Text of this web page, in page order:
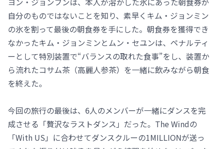
自分のものではないことを知り、素早くキム・ジョンミン
の氷を割って最後の朝食券を手にした。朝食券を獲得でき
なかったキム・ジョンミンとムン・セユンは、ペナルティ
ーとして特別装置で“バランスの取れた食事”をし、装置か
ら流れたコサム茶（高麗人参茶）を一緒に飲みながら朝食
を終えた。
今回の旅行の最後は、6人のメンバーが一緒にダンスを完
成させる「贅沢なラストダンス」だった。The Windの
「With US」に合わせてダンスクルーの1MILLIONが送っ